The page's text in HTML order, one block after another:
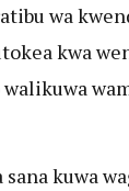
wa
kwa
walikuwa
sana kuwa